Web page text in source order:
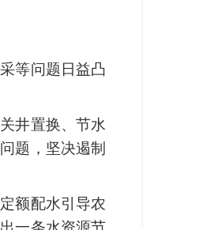
等问题日益凸
井置换、节水
题，坚决遏制
额配水引导农